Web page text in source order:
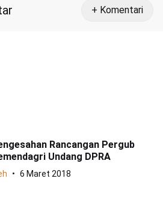
+ Komentari
Rancangan Pergub
Undang DPRA
6 Maret 2018